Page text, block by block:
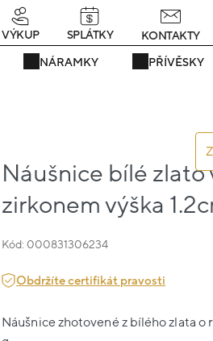
: 10h : 31m : 01s
NÁRAMKY PŘÍVĚSKY
VÝKUP SPLÁTKY KONTAKTY
Náušnice bílé zlato
zirkonem výška
Kód: 000831306234
Obdržíte certifikát pravosti
Náušnice zhotovené z bílého zlata o